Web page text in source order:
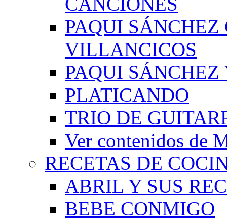
PAQUI
VILLANCICOS
PAQUI
PLATICANDO
TRIO DE
Ver contenidos de
RECETAS DE
ABRIL Y SUS
BEBE CONMIGO